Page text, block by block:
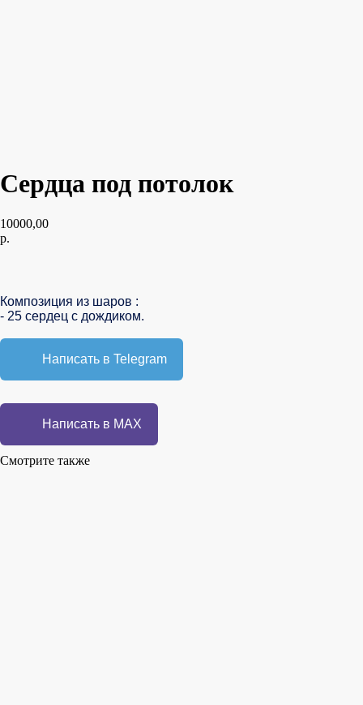
Сердца под потолок
10000,00
р.
Композиция из шаров :
- 25 сердец с дождиком.
Написать в Telegram
Написать в MAX
Смотрите также